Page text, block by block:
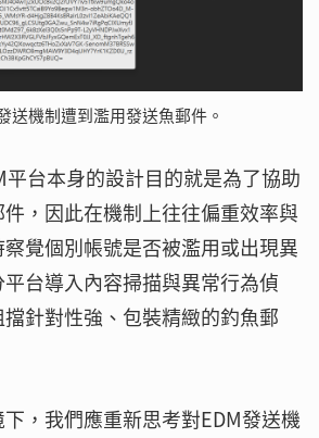
送機制遭到濫用發送魚郵件。
平台本身的設計目的就是為了協助
，因此在機制上往往偏重效率與
覺個別帳號是否被濫用或出現異
台導入內容掃描與異常行為偵
針對性強、包裝精緻的釣魚郵
，我們應重新思考對EDM發送機